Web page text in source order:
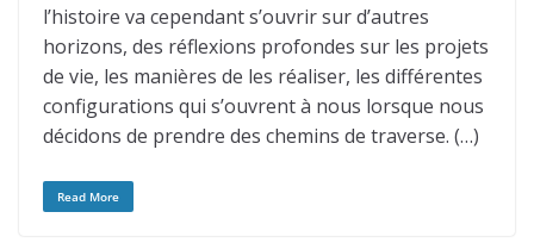
l’histoire va cependant s’ouvrir sur d’autres
horizons, des réflexions profondes sur les projets
de vie, les manières de les réaliser, les différentes
configurations qui s’ouvrent à nous lorsque nous
décidons de prendre des chemins de traverse. (…)
Read More